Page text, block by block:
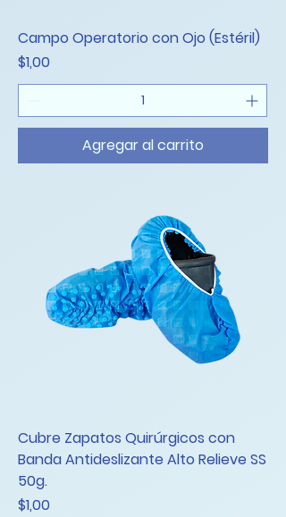
Campo Operatorio con Ojo (Estéril)
Precio
$1,00
Agregar al carrito
Cubre Zapatos Quirúrgicos con
Banda Antideslizante Alto Relieve SS
50g.
Precio
$1,00